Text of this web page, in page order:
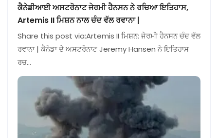
ਕੈਨੇਡੀਆਈ ਅਸਟਰੋਨਾਟ ਜੇਰਮੀ ਹੈਨਸਨ ਨੇ ਰਚਿਆ ਇਤਿਹਾਸ,
Artemis II ਮਿਸ਼ਨ ਨਾਲ ਚੰਦ ਵੱਲ ਰਵਾਨਾ |
Share this post via:Artemis II ਮਿਸ਼ਨ: ਜੇਰਮੀ ਹੈਨਸਨ ਚੰਦ ਵੱਲ
ਰਵਾਨਾ | ਕੈਨੇਡਾ ਦੇ ਅਸਟਰੋਨਾਟ Jeremy Hansen ਨੇ ਇਤਿਹਾਸ
ਰਚ…